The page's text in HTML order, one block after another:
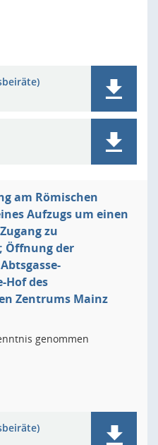
am Römischen
Aufzugs um einen
zu
Öffnung der
Hof des
Zentrums Mainz
genommen